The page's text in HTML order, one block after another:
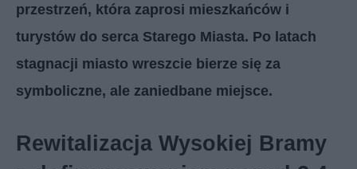
przestrzeń, która zaprosi mieszkańców i
turystów do serca Starego Miasta. Po latach
stagnacji miasto wreszcie bierze się za
symboliczne, ale zaniedbane miejsce.
Rewitalizacja Wysokiej Bramy